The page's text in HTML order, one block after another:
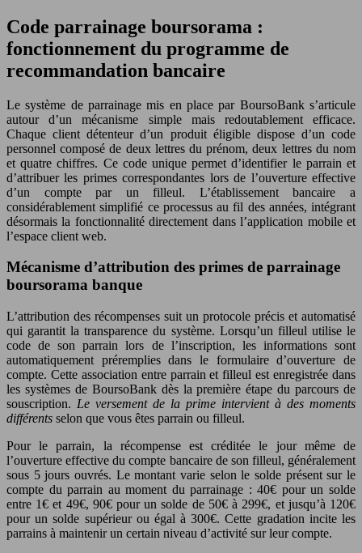
Code parrainage boursorama :
fonctionnement du programme de
recommandation bancaire
Le système de parrainage mis en place par BoursoBank s’articule
autour d’un mécanisme simple mais redoutablement efficace.
Chaque client détenteur d’un produit éligible dispose d’un code
personnel composé de deux lettres du prénom, deux lettres du nom
et quatre chiffres. Ce code unique permet d’identifier le parrain et
d’attribuer les primes correspondantes lors de l’ouverture effective
d’un compte par un filleul. L’établissement bancaire a
considérablement simplifié ce processus au fil des années, intégrant
désormais la fonctionnalité directement dans l’application mobile et
l’espace client web.
Mécanisme d’attribution des primes de parrainage
boursorama banque
L’attribution des récompenses suit un protocole précis et automatisé
qui garantit la transparence du système. Lorsqu’un filleul utilise le
code de son parrain lors de l’inscription, les informations sont
automatiquement préremplies dans le formulaire d’ouverture de
compte. Cette association entre parrain et filleul est enregistrée dans
les systèmes de BoursoBank dès la première étape du parcours de
souscription. Le versement de la prime intervient à des moments
différents selon que vous êtes parrain ou filleul.
Pour le parrain, la récompense est créditée le jour même de
l’ouverture effective du compte bancaire de son filleul, généralement
sous 5 jours ouvrés. Le montant varie selon le solde présent sur le
compte du parrain au moment du parrainage : 40€ pour un solde
entre 1€ et 49€, 90€ pour un solde de 50€ à 299€, et jusqu’à 120€
pour un solde supérieur ou égal à 300€. Cette gradation incite les
parrains à maintenir un certain niveau d’activité sur leur compte.